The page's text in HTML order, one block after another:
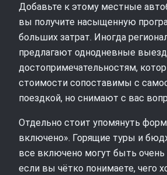
Добавьте к этому местные
вы получите насыщенную
больших затрат. Иногда
предлагают однодневные
достопримечательностям,
стоимости сопоставимы с
поездкой, но снимают с вас
Отдельно стоит упомянуть
включено». Горящие туры и
все включено могут быть
если вы чётко понимаете, чего